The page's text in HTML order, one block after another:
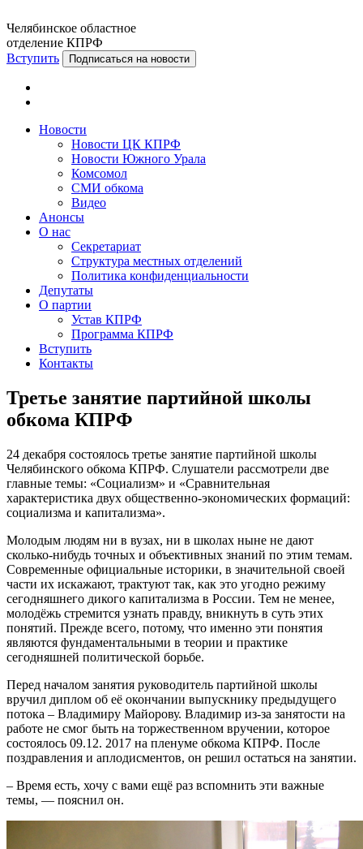
Челябинское областное
отделение КПРФ
Вступить
Подписаться на новости
Новости
Новости ЦК КПРФ
Новости Южного Урала
Комсомол
СМИ обкома
Видео
Анонсы
О нас
Секретариат
Структура местных отделений
Политика конфиденциальности
Депутаты
О партии
Устав КПРФ
Программа КПРФ
Вступить
Контакты
Третье занятие партийной школы
обкома КПРФ
24 декабря состоялось третье занятие партийной школы
Челябинского обкома КПРФ. Слушатели рассмотрели две
главные темы: «Социализм» и «Сравнительная
характеристика двух общественно-экономических формаций:
социализма и капитализма».
Молодым людям ни в вузах, ни в школах ныне не дают
сколько-нибудь точных и объективных знаний по этим темам.
Современные официальные историки, в значительной своей
части их искажают, трактуют так, как это угодно режиму
сегодняшнего дикого капитализма в России. Тем не менее,
молодёжь стремится узнать правду, вникнуть в суть этих
понятий. Прежде всего, потому, что именно эти понятия
являются фундаментальными в теории и практике
сегодняшней политической борьбе.
Перед началом занятия руководитель партийной школы
вручил диплом об её окончании выпускнику предыдущего
потока – Владимиру Майорову. Владимир из-за занятости на
работе не смог быть на торжественном вручении, которое
состоялось 09.12. 2017 на пленуме обкома КПРФ. После
поздравления и аплодисментов, он решил остаться на занятии.
– Время есть, хочу с вами ещё раз вспомнить эти важные
темы, — пояснил он.